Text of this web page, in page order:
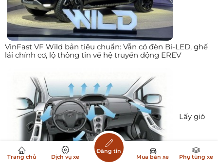
VinFast VF Wild bản tiêu chuẩn: Vẫn có đèn Bi-LED, ghế
lái chỉnh cơ, lộ thông tin về hệ truyền động EREV
Lấy gió
Trang chủ Dịch vụ xe
Đăng tin
Mua bán xe
Phụ tùng xe